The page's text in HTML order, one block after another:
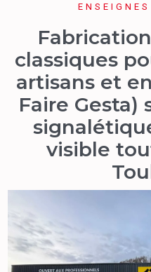
classiques
artisans et
Faire
visible